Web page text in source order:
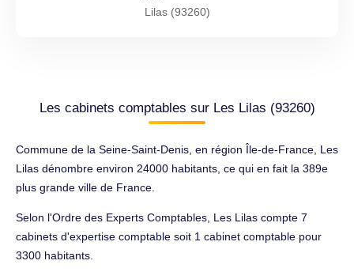
Lilas (93260)
Les cabinets comptables sur Les Lilas (93260)
Commune de la Seine-Saint-Denis, en région Île-de-France, Les
Lilas dénombre environ 24000 habitants, ce qui en fait la 389e
plus grande ville de France.
Selon l'Ordre des Experts Comptables, Les Lilas compte 7
cabinets d'expertise comptable soit 1 cabinet comptable pour
3300 habitants.